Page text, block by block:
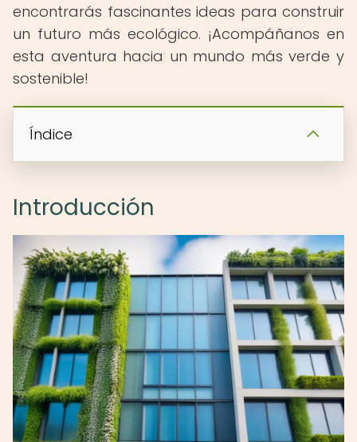
encontrarás fascinantes ideas para construir
un futuro más ecológico. ¡Acompáñanos en
esta aventura hacia un mundo más verde y
sostenible!
Índice
Introducción